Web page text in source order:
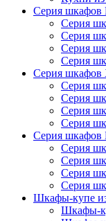
Серия шкафов
Серия
Серия
Серия
Серия
Серия шкафов
Серия
Серия
Серия
Серия
Серия шкафов
Серия
Серия
Серия
Серия
Шкафы-купе
Шкафы-